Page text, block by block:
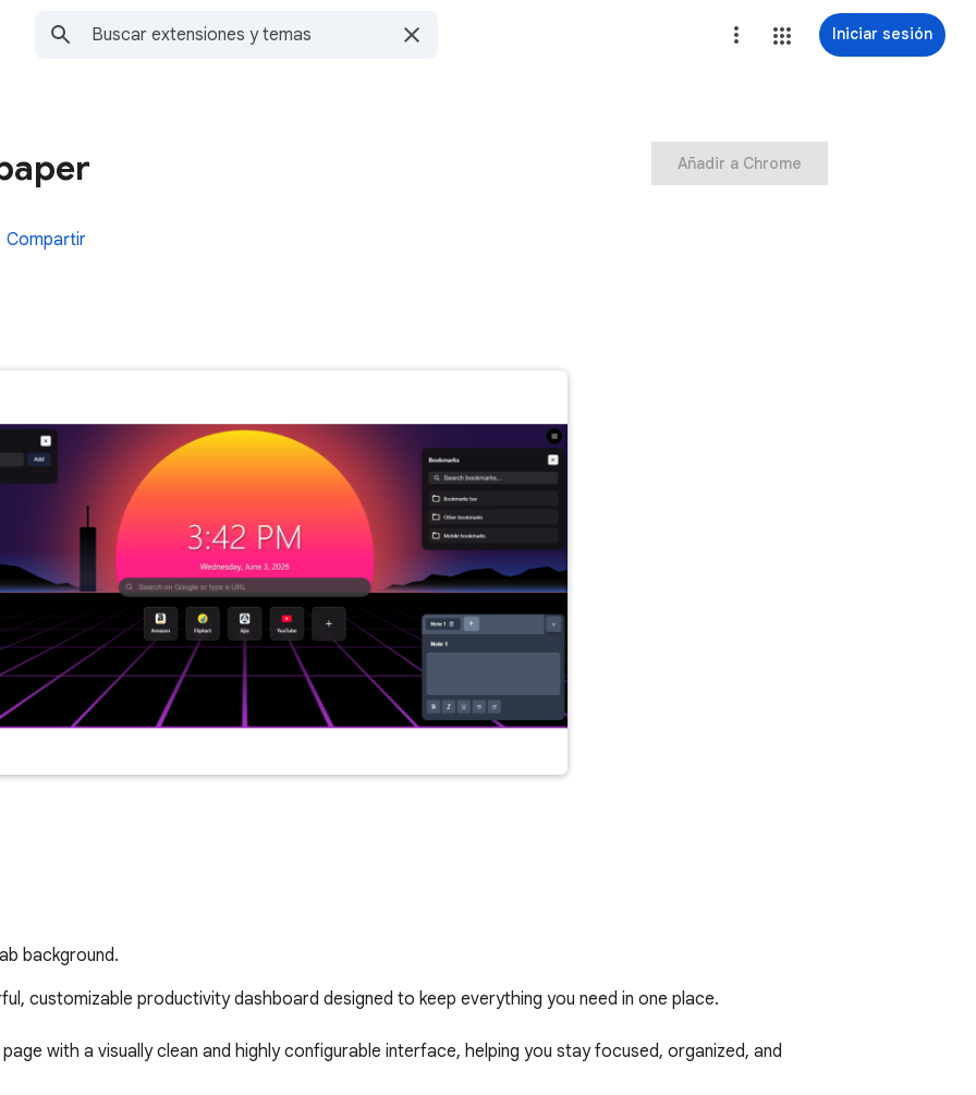
Iniciar sesión
Compartir
Añadir a Chrome
background.
customizable productivity dashboard designed to keep everything you need in one place.
with a visually clean and highly configurable interface, helping you stay focused, organized, and